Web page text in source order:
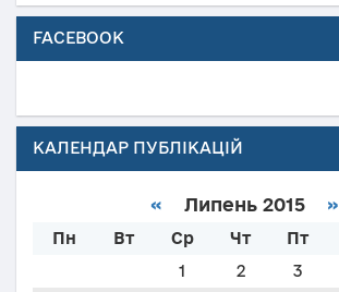
FACEBOOK
КАЛЕНДАР ПУБЛІКАЦІЙ
« Липень 2015 »
Пн Вт Ср Чт Пт
1
2 3